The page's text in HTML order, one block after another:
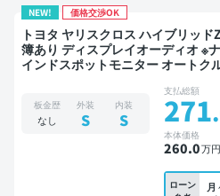
NEW! 価格交渉OK
トヨタ ヤリスクロス ハイブリッドZ 美品 禁煙車 整備記録
簿あり ディスプレイオーディオ ※
インドスポットモニター オートク
板金歴
なし
外装
S
内装
S
支払総額
271
本体価格
260.0万円
ローン
月